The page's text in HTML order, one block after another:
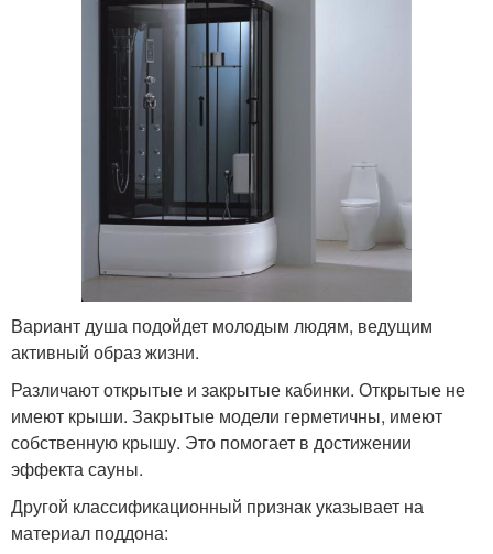
Вариант душа подойдет молодым людям, ведущим
активный образ жизни.
Различают открытые и закрытые кабинки. Открытые не
имеют крыши. Закрытые модели герметичны, имеют
собственную крышу. Это помогает в достижении
эффекта сауны.
Другой классификационный признак указывает на
материал поддона: